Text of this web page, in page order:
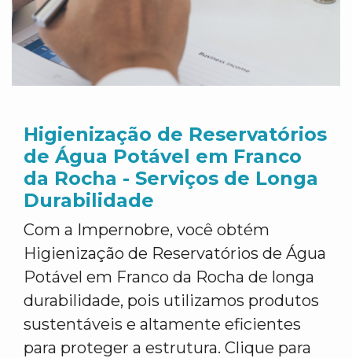
Higienização de Reservatórios
de Água Potável em Franco
da Rocha - Serviços de Longa
Durabilidade
Com a Impernobre, você obtém
Higienização de Reservatórios de Água
Potável em Franco da Rocha de longa
durabilidade, pois utilizamos produtos
sustentáveis e altamente eficientes
para proteger a estrutura. Clique para